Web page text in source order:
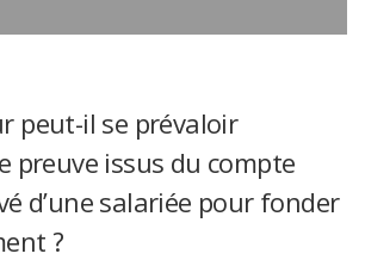
peut-il se prévaloir
preuve issus du compte
d’une salariée pour fonder
?